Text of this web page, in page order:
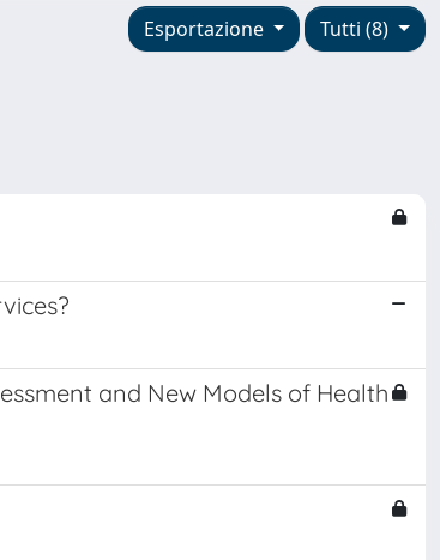
Tutti (8)
Esportazione
and New Models of Health